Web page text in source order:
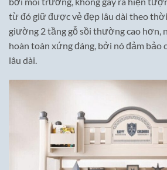
từ đó giữ được vẻ đẹp lâu dài theo
giường 2 tầng gỗ sồi thường cao hơn,
hoàn toàn xứng đáng, bởi nó đảm
lâu dài.